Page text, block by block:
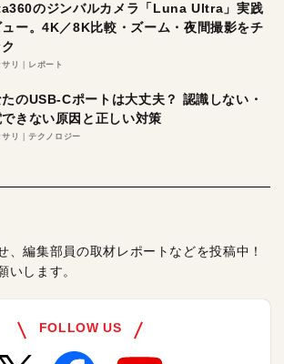
のジンバルカメラ「Luna Ultra」実践
ュー。4K／8K比較・ズーム・夜間撮影をチ
リ レポート
のUSB-Cポートは大丈夫？ 認識しない・
できない原因と正しい対策
リ テクノロジー
、編集部員の取材レポートなどを投稿中！
いします。
FOLLOW US